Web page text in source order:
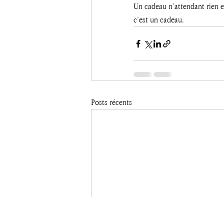
Un cadeau n’attendant rien
c’est un cadeau.
Posts récents